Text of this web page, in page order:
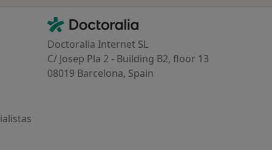
Contacto
Doctoralia - Página de inicio
Doctoralia Internet SL
C/ Josep Pla 2 - Building B2, floor 13
08019 Barcelona, Spain